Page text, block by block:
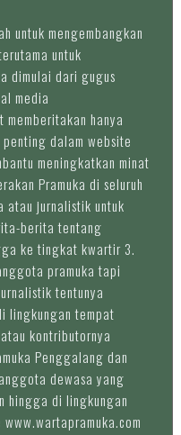
untuk mengembangkan
untuk
dimulai dari gugus
media
hanya
dalam website
meningkatkan minat
Pramuka di seluruh
atau jurnalistik untuk
berita tentang
ke tingkat kwartir 3.
pramuka tapi
tentunya
lingkungan tempat
kontributornya
Penggalang dan
dewasa yang
hingga di lingkungan